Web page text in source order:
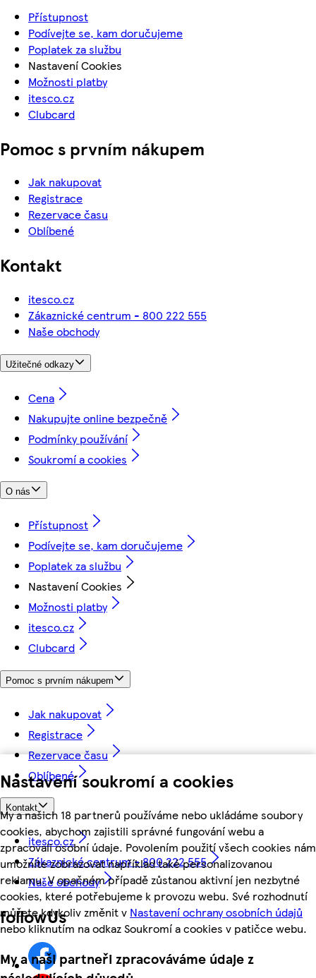
Nastavení soukromí a cookies
My a našich 18 partnerů používáme nebo ukládáme soubory
cookies, abychom zajistili správné fungování webu a
zpracovali osobní údaje. Povolením použití všech cookies nám
umožníte zobrazovat například také personalizovanou
reklamu. V opačném případě zůstanou aktivní jen nezbytné
cookies, které potřebujeme k provozu webu. Své rozhodnutí
můžete kdykoliv změnit v Nastavení ochrany osobních údajů
nebo kliknutím na odkaz Soukromí a cookies v patičce webu.
My a naši partneři zpracováváme údaje z
Přístupnost
Podívejte se, kam doručujeme
Poplatek za službu
Nastavení Cookies
Možnosti platby
itesco.cz
Clubcard
Pomoc s prvním nákupem
Jak nakupovat
Registrace
Rezervace času
Oblíbené
Kontakt
itesco.cz
Zákaznické centrum - 800 222 555
Naše obchody
Užitečné odkazy
Cena
Nakupujte online bezpečně
Podmínky používání
Soukromí a cookies
O nás
Přístupnost
Podívejte se, kam doručujeme
Poplatek za službu
Nastavení Cookies
Možnosti platby
itesco.cz
Clubcard
Pomoc s prvním nákupem
Jak nakupovat
Registrace
Rezervace času
Oblíbené
Kontakt
itesco.cz
Zákaznické centrum - 800 222 555
Naše obchody
followUs